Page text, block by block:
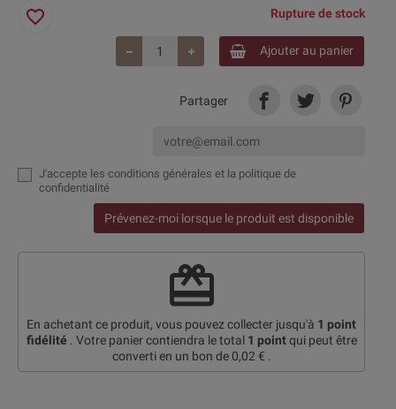
Rupture de stock
Ajouter au panier
favorite_border
Partager
J'accepte les conditions générales et la politique de
confidentialité
Prévenez-moi lorsque le produit est disponible
redeem
En achetant ce produit, vous pouvez collecter jusqu'à 1 point
fidélité . Votre panier contiendra le total 1 pointqui peut être
converti en un bon de 0,02 € .